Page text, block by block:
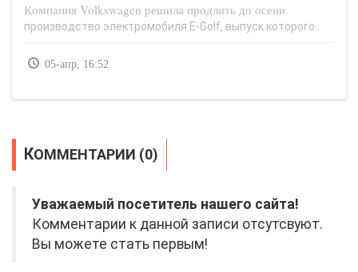
Компания Volkswagen решила продлить до осени
производство электромобиля E-Golf, выпуск которого..
05-апр, 16:52
КОММЕНТАРИИ (0)
Уважаемый посетитель нашего сайта!
Комментарии к данной записи отсутсвуют.
Вы можете стать первым!